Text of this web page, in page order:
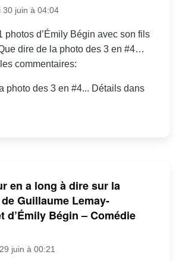
30 juin à 04:04
photos d’Émily Bégin avec son fils
dire de la photo des 3 en #4…
commentaires:
photo des 3 en #4... Détails dans
en a long à dire sur la
Guillaume Lemay-
d’Émily Bégin – Comédie
juin à 00:21